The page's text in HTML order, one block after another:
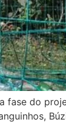
fase do